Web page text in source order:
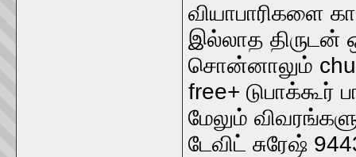
வியாபாரிகளை
இல்லாத திருடன்
சொன்னாலும்
free+ டுபாக்கூர்
மேலும்
டேவிட் சுரேஷ்